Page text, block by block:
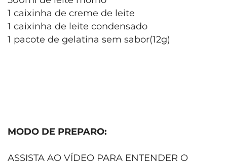
1 caixinha de creme de leite
1 caixinha de leite condensado
1 pacote de gelatina sem sabor(12g)
MODO DE PREPARO:
ASSISTA AO VÍDEO PARA ENTENDER O